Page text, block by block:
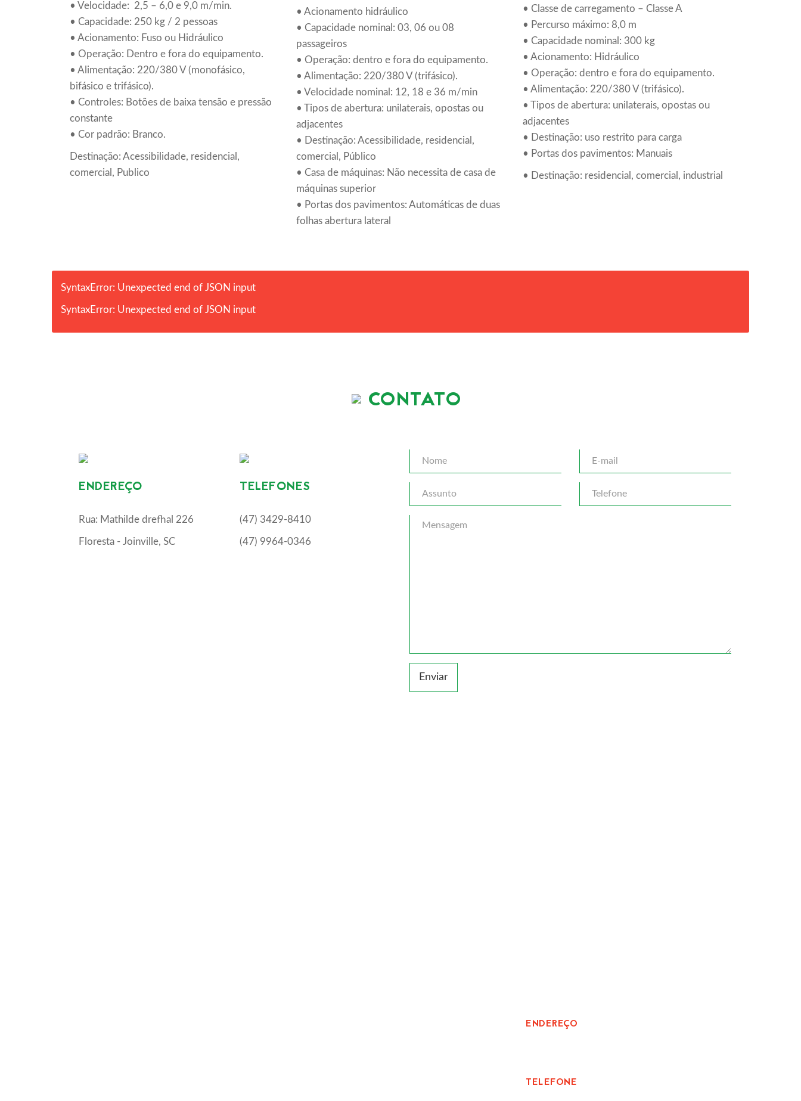
• Velocidade: 2,5 – 6,0 e 9,0 m/min.
• Capacidade: 250 kg / 2 pessoas
• Acionamento: Fuso ou Hidráulico
• Operação: Dentro e fora do equipamento.
• Alimentação: 220/380 V (monofásico,
bifásico e trifásico).
• Controles: Botões de baixa tensão e pressão
constante
• Cor padrão: Branco.
Destinação: Acessibilidade, residencial,
comercial, Publico
• Acionamento hidráulico
• Capacidade nominal: 03, 06 ou 08
passageiros
• Operação: dentro e fora do equipamento.
• Alimentação: 220/380 V (trifásico).
• Velocidade nominal: 12, 18 e 36 m/min
• Tipos de abertura: unilaterais, opostas ou
adjacentes
• Destinação: Acessibilidade, residencial,
comercial, Público
• Casa de máquinas: Não necessita de casa de
máquinas superior
• Portas dos pavimentos: Automáticas de duas
folhas abertura lateral
• Classe de carregamento – Classe A
• Percurso máximo: 8,0 m
• Capacidade nominal: 300 kg
• Acionamento: Hidráulico
• Operação: dentro e fora do equipamento.
• Alimentação: 220/380 V (trifásico).
• Tipos de abertura: unilaterais, opostas ou
adjacentes
• Destinação: uso restrito para carga
• Portas dos pavimentos: Manuais
• Destinação: residencial, comercial, industrial
SyntaxError: Unexpected end of JSON input
SyntaxError: Unexpected end of JSON input
CONTATO
ENDEREÇO
Rua: Mathilde drefhal 226
Floresta - Joinville, SC
TELEFONES
(47) 3429-8410
(47) 9964-0346
ENDEREÇO
TELEFONE